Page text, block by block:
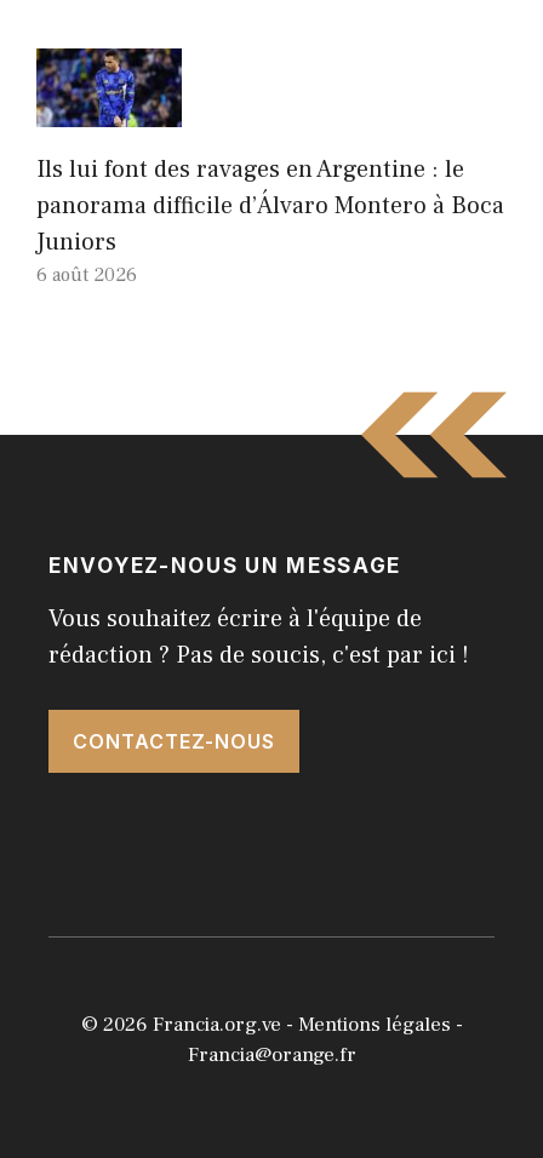
Ils lui font des ravages en Argentine : le
panorama difficile d’Álvaro Montero à Boca
Juniors
6 août 2026
ENVOYEZ-NOUS UN MESSAGE
Vous souhaitez écrire à l'équipe de
rédaction ? Pas de soucis, c'est par ici !
CONTACTEZ-NOUS
© 2026 Francia.org.ve - Mentions légales -
Francia@orange.fr